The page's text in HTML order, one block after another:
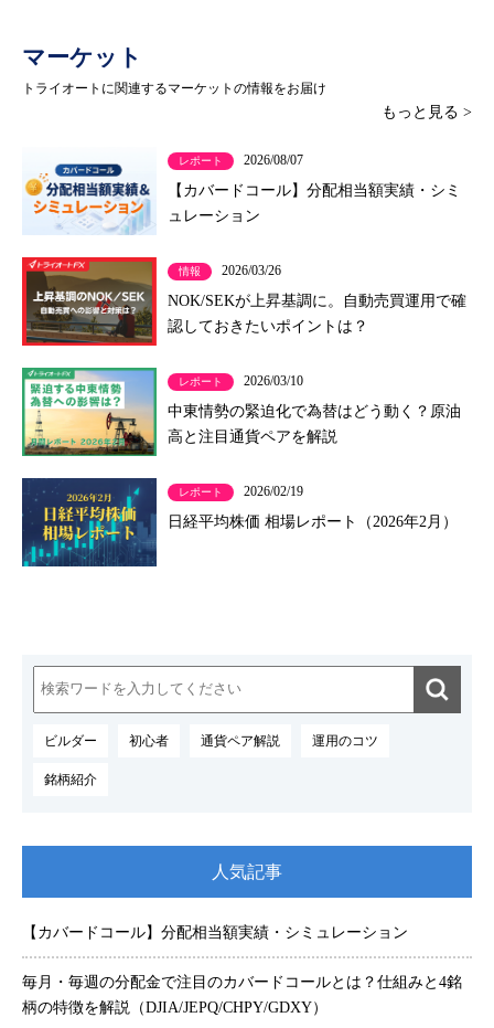
マーケット
トライオートに関連するマーケットの情報をお届け
もっと見る >
レポート 2026/08/07
【カバードコール】分配相当額実績・シミ
ュレーション
情報 2026/03/26
NOK/SEKが上昇基調に。自動売買運用で確
認しておきたいポイントは？
レポート 2026/03/10
中東情勢の緊迫化で為替はどう動く？原油
高と注目通貨ペアを解説
レポート 2026/02/19
日経平均株価 相場レポート（2026年2月）
ビルダー 初心者 通貨ペア解説 運用のコツ
銘柄紹介
人気記事
【カバードコール】分配相当額実績・シミュレーション
毎月・毎週の分配金で注目のカバードコールとは？仕組みと4銘
柄の特徴を解説（DJIA/JEPQ/CHPY/GDXY）